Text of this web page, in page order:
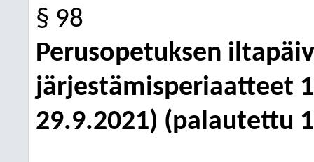
§ 98
Perusopetuksen
järjestämisperiaatteet
29.9.2021) (palautettu